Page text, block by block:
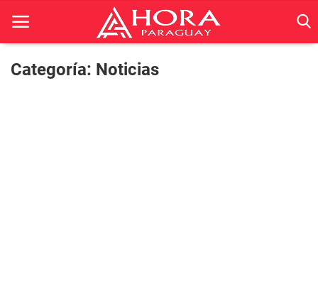
Categoría: Noticias